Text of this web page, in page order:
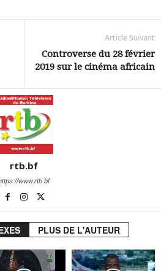
Article Suivant
Controverse du 28 février
2019 sur le cinéma africain
rtb.bf
www.rtb.bf
PLUS DE L'AUTEUR